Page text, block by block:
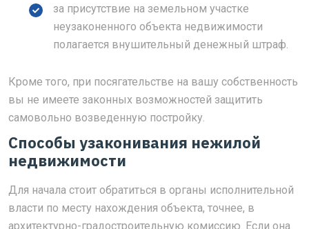
за присутствие на земельном участке
неузаконенного объекта недвижимости
полагается внушительный денежный штраф.
Кроме того, при посягательстве на вашу собственность
вы не имеете законных возможностей защитить
самовольно возведенную постройку.
Способы узаконивания нежилой
недвижимости
Для начала стоит обратиться в органы исполнительной
власти по месту нахождения объекта, точнее, в
архитектурно-градостроительную комиссию. Если она